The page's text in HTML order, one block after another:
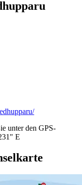
unter den GPS-
E